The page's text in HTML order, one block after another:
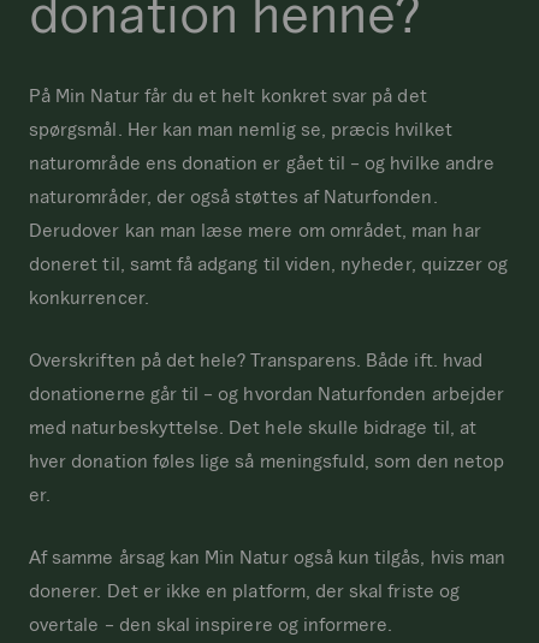
donation henne?
På Min Natur får du et helt konkret svar på det
spørgsmål. Her kan man nemlig se, præcis hvilket
naturområde ens donation er gået til – og hvilke andre
naturområder, der også støttes af Naturfonden.
Derudover kan man læse mere om området, man har
doneret til, samt få adgang til viden, nyheder, quizzer og
konkurrencer.
Overskriften på det hele? Transparens. Både ift. hvad
donationerne går til – og hvordan Naturfonden arbejder
med naturbeskyttelse. Det hele skulle bidrage til, at
hver donation føles lige så meningsfuld, som den netop
er.
Af samme årsag kan Min Natur også kun tilgås, hvis man
donerer. Det er ikke en platform, der skal friste og
overtale – den skal inspirere og informere.